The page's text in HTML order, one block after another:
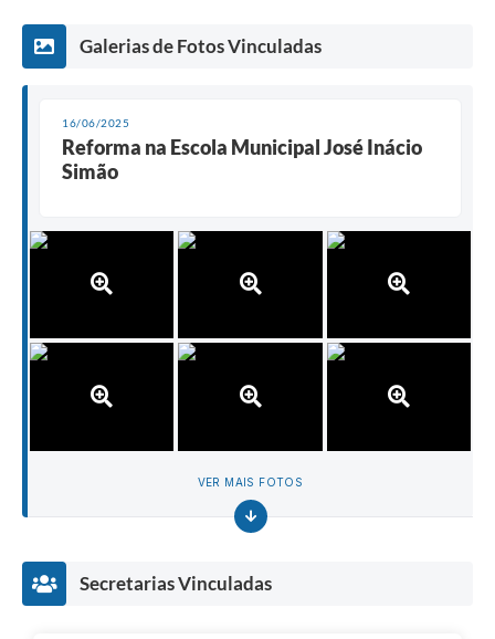
Galerias de Fotos Vinculadas
16/06/2025
Reforma na Escola Municipal José Inácio
Simão
VER MAIS FOTOS
Secretarias Vinculadas